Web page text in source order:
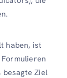
haben, ist
besagte Ziel